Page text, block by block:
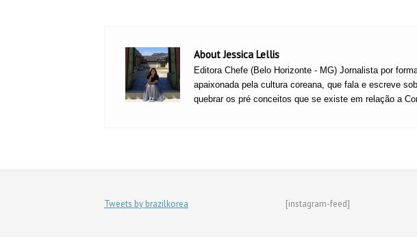
About Jessica Lellis
Editora Chefe (Belo Horizonte - MG) Jornalista por
apaixonada pela cultura coreana, que fala e escreve
quebrar os pré conceitos que se existe em relação a
Tweets by brazilkorea [instagram-feed]